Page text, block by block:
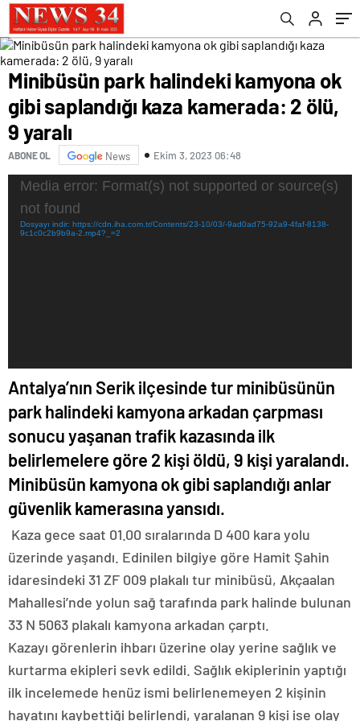
Minibüsün park halindeki kamyona ok
gibi saplandığı kaza kamerada: 2 ölü,
9 yaralı
ABONE OL News Ekim 3, 2023 06:48
Video
Media error: Format(s) not supported or source(s)
not found
Dosyayı indir: https://cdn.iha.com.tr/Contents/23-10/03/-9ad0ad75-92a9-4faf-8138-
9c1c0c2b9b9a-2.mp4?_=2
Antalya’nın Serik ilçesinde tur minibüsünün
park halindeki kamyona arkadan çarpması
sonucu yaşanan trafik kazasında ilk
belirlemelere göre 2 kişi öldü, 9 kişi yaralandı.
Minibüsün kamyona ok gibi saplandığı anlar
güvenlik kamerasına yansıdı.
Kaza gece saat 01.00 sıralarında D 400 kara yolu
üzerinde yaşandı. Edinilen bilgiye göre Hamit Şahin
idaresindeki 31 ZF 009 plakalı tur minibüsü, Akçaalan
Mahallesi’nde yolun sağ tarafında park halinde bulunan
33 N 5063 plakalı kamyona arkadan çarptı.
Kazayı görenlerin ihbarı üzerine olay yerine sağlık ve
kurtarma ekipleri sevk edildi. Sağlık ekiplerinin yaptığı
ilk incelemede henüz ismi belirlenemeyen 2 kişinin
hayatını kaybettiği belirlendi, yaralanan 9 kişi ise olay